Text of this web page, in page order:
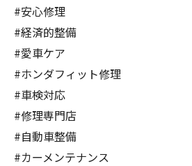
#安心修理
#経済的整備
#愛車ケア
#ホンダフィット修理
#車検対応
#修理専門店
#自動車整備
#カーメンテナンス